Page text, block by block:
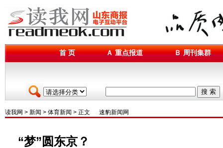
首 页 Ａ 重点报道 Ｂ 周刊集群
搜 索
读我网 > 新闻 > 体育新闻 > 正文 速豹新闻网
“梦”圆东京？